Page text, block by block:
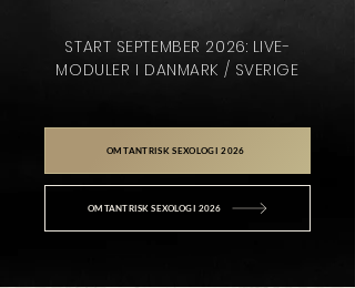
START SEPTEMBER 2026: LIVE-
MODULER I DANMARK / SVERIGE
OM TANTRISK SEXOLOGI 2026
OM TANTRISK SEXOLOGI 2026